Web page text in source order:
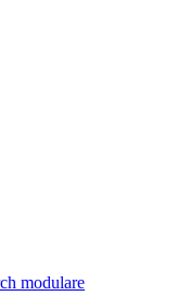
modulare